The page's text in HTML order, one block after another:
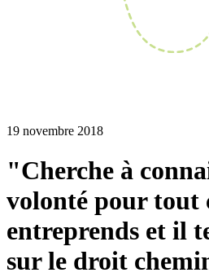
19 novembre 2018
"Cherche à
volonté pour tout
entreprends et il
sur le droit